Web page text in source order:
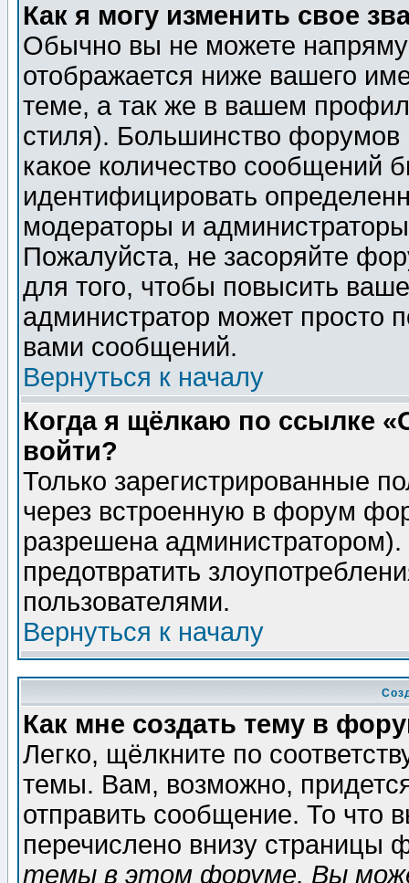
Как я могу изменить свое
Обычно вы не можете
отображается ниже вашего
теме, а так же в вашем
стиля). Большинство форумов
какое количество сообщений
идентифицировать
модераторы и
Пожалуйста, не засоряйте
для того, чтобы повысить
администратор может просто
вами сообщений.
Вернуться к началу
Когда я щёлкаю по ссылке
войти?
Только зарегистрированные
через встроенную в форум
разрешена
предотвратить
пользователями.
Вернуться к началу
Как мне создать тему в
Легко, щёлкните по
темы. Вам, возможно,
отправить сообщение. То что
перечислено внизу страницы
темы в этом форуме, Вы